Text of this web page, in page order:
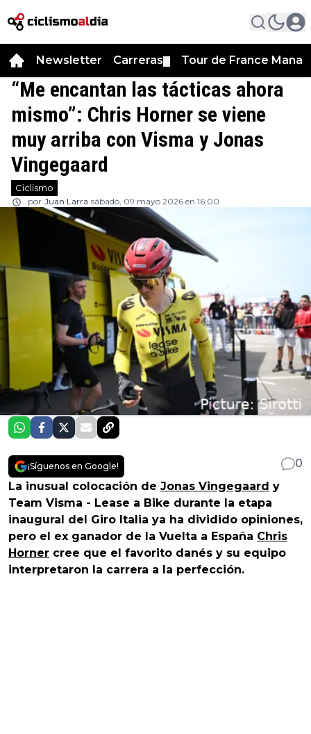
Newsletter Carreras Tour de France
“Me encantan las tácticas ahora
mismo”: Chris Horner se viene
muy arriba con Visma y Jonas
Vingegaard
Ciclismo
por Juan Larra sábado, 09 mayo 2026 en 16:00
¡Síguenos en Google!
0
La inusual colocación de Jonas Vingegaard y
Team Visma - Lease a Bike durante la etapa
inaugural del Giro Italia ya ha dividido opiniones,
pero el ex ganador de la Vuelta a España Chris
Horner cree que el favorito danés y su equipo
interpretaron la carrera a la perfección.